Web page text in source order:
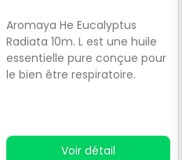
Aromaya He Eucalyptus
Radiata 10m. L est une huile
essentielle pure conçue pour
le bien être respiratoire.
Voir détail